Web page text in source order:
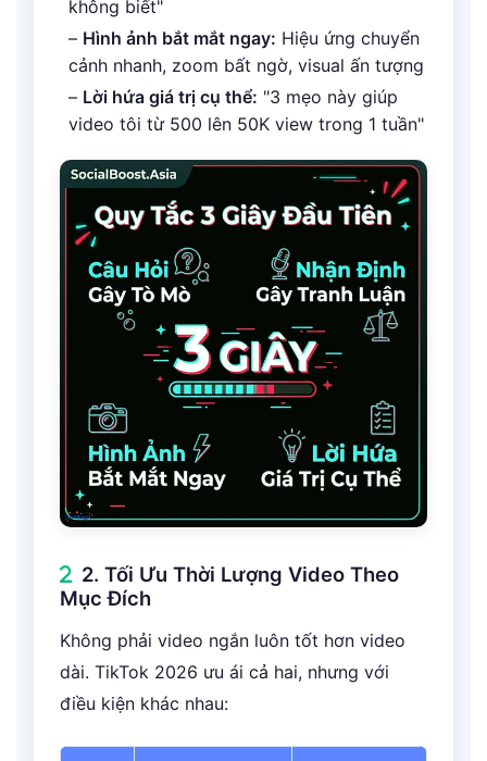
không biết"
– Hình ảnh bắt mắt ngay: Hiệu ứng chuyển
cảnh nhanh, zoom bất ngờ, visual ấn tượng
– Lời hứa giá trị cụ thể: "3 mẹo này giúp
video tôi từ 500 lên 50K view trong 1 tuần"
2. Tối Ưu Thời Lượng Video Theo
Mục Đích
Không phải video ngắn luôn tốt hơn video
dài. TikTok 2026 ưu ái cả hai, nhưng với
điều kiện khác nhau: